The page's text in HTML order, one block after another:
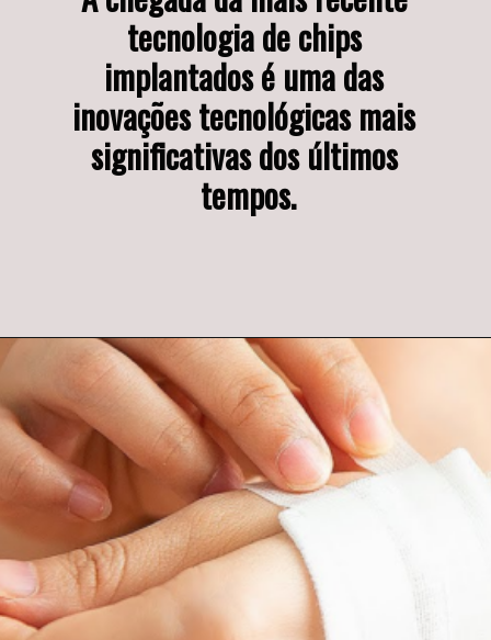
tecnologia de chips
implantados é uma das
inovações tecnológicas mais
significativas dos últimos
tempos.